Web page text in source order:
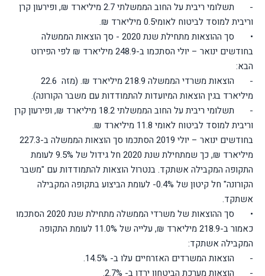
-
תשלומי ריבית על החוב הממשלתי 2.7 מיליארד ₪, ופירעון קרן
וריבית למוסד לביטוח לאומי0.5 מיליארד ₪.
•
סך ההוצאות מתחילת שנת 2020 - סך הוצאות הממשלה
בחודשים ינואר – יולי הסתכמו ב-248.9 מיליארד ₪ לפי הפירוט
הבא:
-
הוצאות משרדי הממשלה 218.9 מיליארד ₪. (מזה 22.6
מיליארד בגין הוצאות המיועדות להתמודדות עם משבר הקורונה).
-
תשלומי ריבית על החוב הממשלתי 18.2 מיליארד ₪, ופירעון קרן
וריבית למוסד לביטוח לאומי 11.8 מיליארד ₪.
בחודשים ינואר – יולי 2019 הסתכמו סך הוצאות הממשלה ב-227.3
מיליארד ₪, כך שמתחילת שנת 2020 חל גידול של 9.5% לעומת
התקופה המקבילה אשתקד. בנטרול הוצאות להתמודדות עם "משבר
הקורונה" חל קיטון של 0.4%- לעומת הביצוע בתקופה המקבילה
אשתקד.
•
סך ההוצאות של משרדי הממשלה מתחילת שנת 2020 הסתכמו
כאמור ב-218.9 מיליארד ₪, עלייה של 11.0% לעומת התקופה
המקבילה אשתקד:
-
הוצאות המשרדים האזרחיים עלו ב- 14.5%.
-
הוצאות מערכת הביטחון ירדו ב- 2.7%.